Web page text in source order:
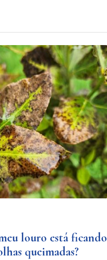
louro está ficando
queimadas?